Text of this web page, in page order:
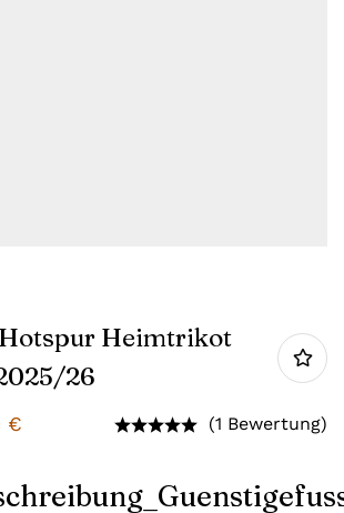
Heimtrikot
26
€ (1 Bewertung)